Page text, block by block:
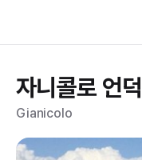
자니콜로 언덕
Gianicolo